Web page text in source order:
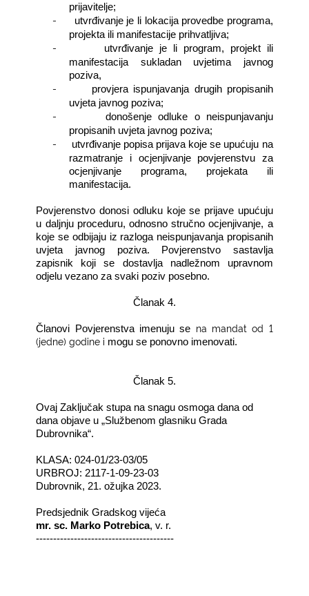
prijavitelje;
-
utvrđivanje je li lokacija provedbe programa,
projekta ili manifestacije prihvatljiva;
-
utvrđivanje je li program, projekt ili
manifestacija sukladan uvjetima javnog
poziva,
-
provjera ispunjavanja drugih propisanih
uvjeta javnog poziva;
-
donošenje odluke o neispunjavanju
propisanih uvjeta javnog poziva;
-
utvrđivanje popisa prijava koje se upućuju na
razmatranje i ocjenjivanje povjerenstvu za
ocjenjivanje programa, projekata ili
manifestacija.
Povjerenstvo donosi odluku koje se prijave upućuju
u daljnju proceduru, odnosno stručno ocjenjivanje, a
koje se odbijaju iz razloga neispunjavanja propisanih
uvjeta javnog poziva. Povjerenstvo sastavlja
zapisnik koji se dostavlja nadležnom upravnom
odjelu vezano za svaki poziv posebno.
Članak 4.
Članovi Povjerenstva imenuju se na mandat od 1
(jedne) godine i mogu se ponovno imenovati.
Članak 5.
Ovaj Zaključak stupa na snagu osmoga dana od
dana objave u „Službenom glasniku Grada
Dubrovnika“.
KLASA: 024-01/23-03/05
URBROJ: 2117-1-09-23-03
Dubrovnik, 21. ožujka 2023.
Predsjednik Gradskog vijeća
mr. sc. Marko Potrebica, v. r.
----------------------------------------